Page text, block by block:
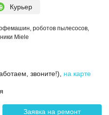
Курьер
роботов пылесосов,
Miele
звоните!) на карте
Заявка на ремонт